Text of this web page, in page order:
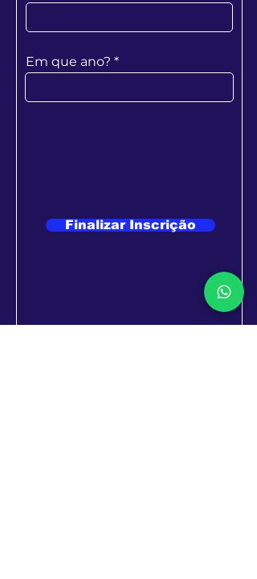
Em que ano?
Finalizar Inscrição